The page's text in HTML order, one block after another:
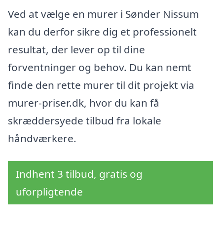
Ved at vælge en murer i Sønder Nissum
kan du derfor sikre dig et professionelt
resultat, der lever op til dine
forventninger og behov. Du kan nemt
finde den rette murer til dit projekt via
murer-priser.dk, hvor du kan få
skræddersyede tilbud fra lokale
håndværkere.
Indhent 3 tilbud, gratis og
uforpligtende